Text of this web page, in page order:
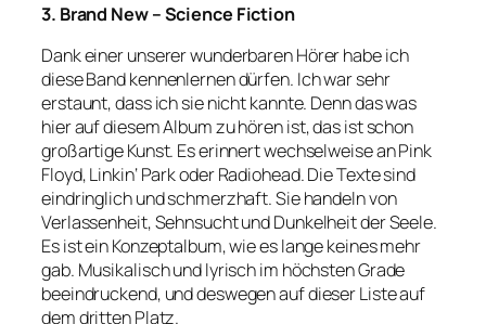
3. Brand New – Science Fiction
Dank einer unserer wunderbaren Hörer habe ich
diese Band kennenlernen dürfen. Ich war sehr
erstaunt, dass ich sie nicht kannte. Denn das was
hier auf diesem Album zu hören ist, das ist schon
großartige Kunst. Es erinnert wechselweise an Pink
Floyd, Linkin‘ Park oder Radiohead. Die Texte sind
eindringlich und schmerzhaft. Sie handeln von
Verlassenheit, Sehnsucht und Dunkelheit der Seele.
Es ist ein Konzeptalbum, wie es lange keines mehr
gab. Musikalisch und lyrisch im höchsten Grade
beeindruckend, und deswegen auf dieser Liste auf
dem dritten Platz.